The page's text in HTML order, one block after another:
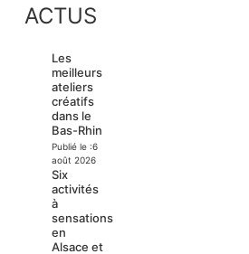
ACTUS
Les
meilleurs
ateliers
créatifs
dans le
Bas-Rhin
Publié le :6
août 2026
Six
activités
à
sensations
en
Alsace et